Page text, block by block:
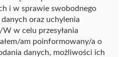
i w sprawie swobodnego
oraz uchylenia
w celu przesyłania
am poinformowany/a o
danych, możliwości ich